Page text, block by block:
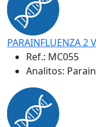
PARAINFLUENZA 2
Ref.: MC055
Analitos: